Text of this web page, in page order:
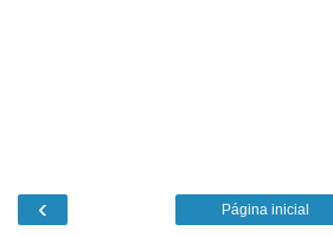
‹ Página inicial